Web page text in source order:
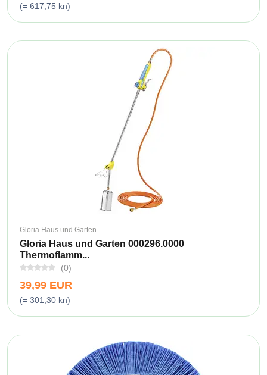
(= 617,75 kn)
Gloria Haus und Garten
Gloria Haus und Garten 000296.0000
Thermoflamm...
(0)
39,99 EUR
(= 301,30 kn)